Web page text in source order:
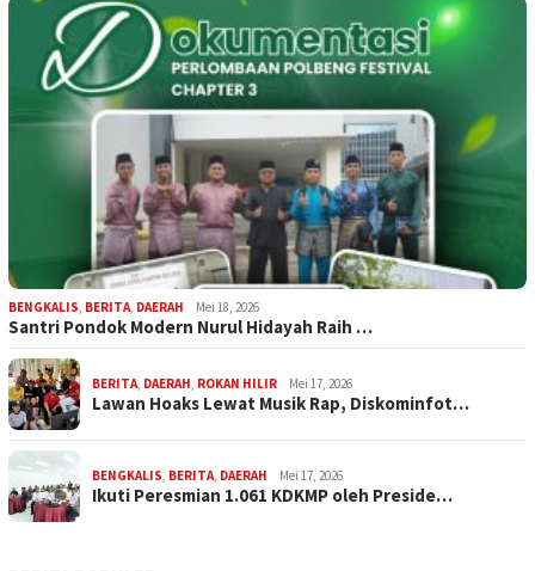
BENGKALIS, BERITA, DAERAH Mei 18, 2026
Santri Pondok Modern Nurul Hidayah Raih …
BERITA, DAERAH, ROKAN HILIR Mei 17, 2026
Lawan Hoaks Lewat Musik Rap, Diskominfot…
BENGKALIS, BERITA, DAERAH Mei 17, 2026
Ikuti Peresmian 1.061 KDKMP oleh Preside…